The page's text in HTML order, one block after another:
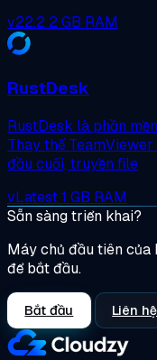
v22.2 2 GB RAM
RustDesk
RustDesk là phần
Thay thế
đầu cuối, truyền file
vLatest1 GB RAM
Sẵn sàng triển khai?
Máy chủ đầu tiên của
để bắt đầu.
Bắt đầu Liên